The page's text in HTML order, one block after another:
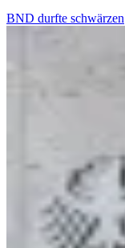
BND durfte schwärzen